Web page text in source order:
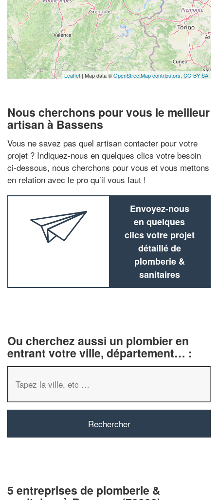
Leaflet | Map data ©OpenStreetMap contributors, CC-BY-SA
Nous cherchons pour vous le meilleur
artisan à Bassens
Vous ne savez pas quel artisan contacter pour votre
projet ? Indiquez-nous en quelques clics votre besoin
ci-dessous, nous cherchons pour vous et vous mettons
en relation avec le pro qu’il vous faut !
Envoyez-nous
en quelques
clics votre projet
détaillé de
plomberie &
sanitaires
Ou cherchez aussi un plombier en
entrant votre ville, département… :
5 entreprises de plomberie &